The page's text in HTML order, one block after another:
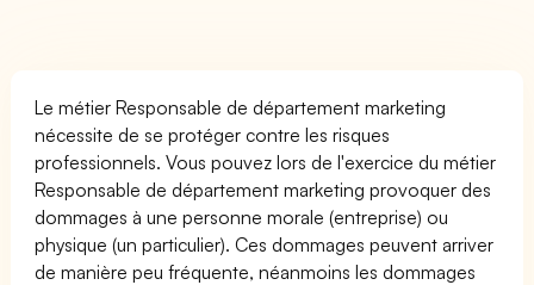
Le métier Responsable de département marketing
nécessite de se protéger contre les risques
professionnels. Vous pouvez lors de l'exercice du métier
Responsable de département marketing provoquer des
dommages à une personne morale (entreprise) ou
physique (un particulier). Ces dommages peuvent arriver
de manière peu fréquente, néanmoins les dommages